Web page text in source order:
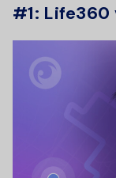
#1: Life360